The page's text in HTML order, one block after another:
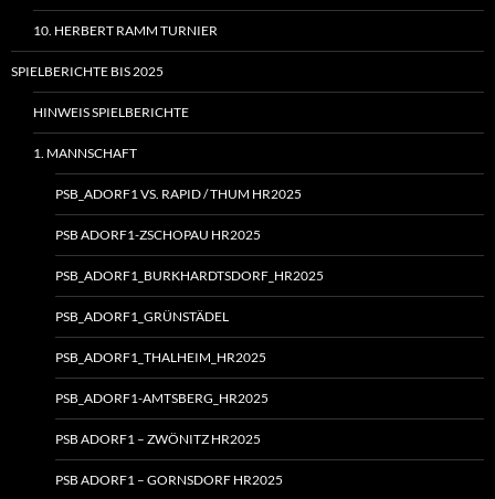
10. HERBERT RAMM TURNIER
SPIELBERICHTE BIS 2025
HINWEIS SPIELBERICHTE
1. MANNSCHAFT
PSB_ADORF1 VS. RAPID / THUM HR2025
PSB ADORF1-ZSCHOPAU HR2025
PSB_ADORF1_BURKHARDTSDORF_HR2025
PSB_ADORF1_GRÜNSTÄDEL
PSB_ADORF1_THALHEIM_HR2025
PSB_ADORF1-AMTSBERG_HR2025
PSB ADORF1 – ZWÖNITZ HR2025
PSB ADORF1 – GORNSDORF HR2025